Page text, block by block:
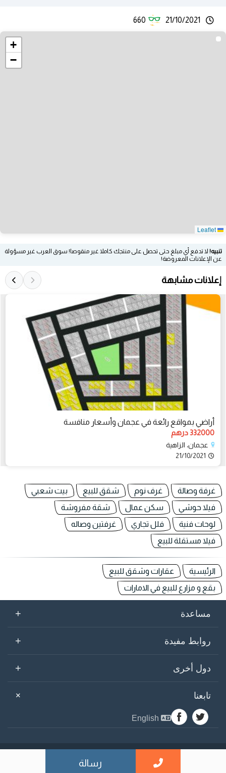
21/10/2021
660
+
−
تنبيه! لا تدفع أي مبلغ حتى تحصل على منتجك كاملا غير منقوصا! سوق العرب غير مسؤولة
عن الإعلانات المعروضة!
إعلانات مشابهة
أراضي بمواقع رائعة في عجمان وأسعار منافسة
332000 درهم
عجمان، الزاهية
21/10/2021
غرفة وصالة غرف نوم شقق للبيع
بيت شعبي
فيلا حوشي
سكن عمال
شقة مفروشة
لوحات فنية
فلل تجاري
غرفتين وصاله
فيلا مستقلة للبيع
الرئيسية
عقارات وشقق للبيع
بقع و مزارع للبيع في الامارات
رسالة
مساعدة +
روابط مفيدة +
دول أخرى +
تابعنا +
sogarab ©